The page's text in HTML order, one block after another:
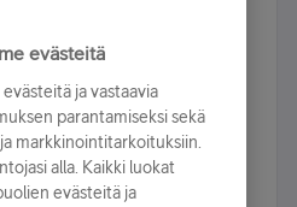
mukana arvonnassa.
evästeitä
ja vastaavia
parantamiseksi sekä
markkinointitarkoituksiin.
alla. Kaikki luokat
evästeitä ja